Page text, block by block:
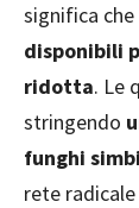
significa che
disponibili
ridotta. Le
stringendo
funghi
rete